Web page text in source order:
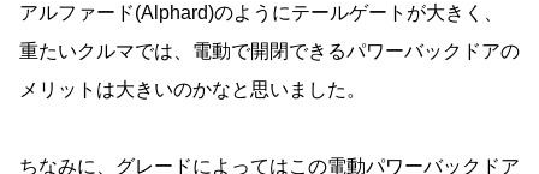
アルファード(Alphard)のようにテールゲートが大きく、
重たいクルマでは、電動で開閉できるパワーバックドアの
メリットは大きいのかなと思いました。
ちなみに、グレードによってはこの電動パワーバックドア